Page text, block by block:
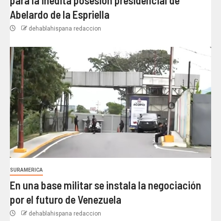
Abelardo de la Espriella
dehablahispana redaccion
SURAMERICA
En una base militar se instala la negociación
por el futuro de Venezuela
dehablahispana redaccion